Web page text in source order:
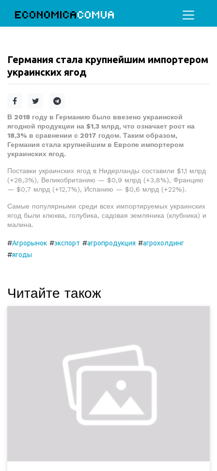
ECONOMICACOMUA
Германия стала крупнейшим импортером
украинских ягод
В 2018 году в Германию было ввезено украинской
ягодной продукции на $1,3 млрд, что означает рост на
18,3% в сравнении с 2017 годом. Таким образом,
Германия стала крупнейшим в Европе импортером
украинских ягод.
Поставки украинских ягод в Нидерланды составили $1,1 млрд
(+28,3%), Великобританию — $0,9 млрд (+3,8%), Францию
— $0,7 млрд (+12,7%), Испанию — $0,6 млрд (+22%).
Самые популярными среди всех импортируемых украинских
ягод были клюква, голубика, садовая земляника (клубника) и
малина.
#Агрорынок #экспорт #агропродукция #агрохолдинг
#ягоды
Читайте також